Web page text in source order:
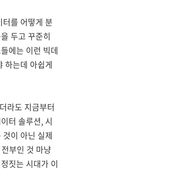
를 어떻게 분
두고 꾸준히
에는 이런 빅데
하는데 아쉽게
라도 지금부터
터 솔루션, 시
이 아닌 실제
부인 것 마냥
짓는 시대가 이